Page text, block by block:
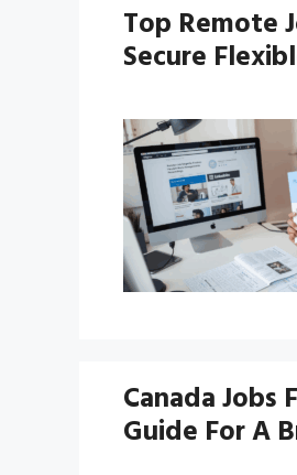
Top Remote
Secure
Canada
Guide For A